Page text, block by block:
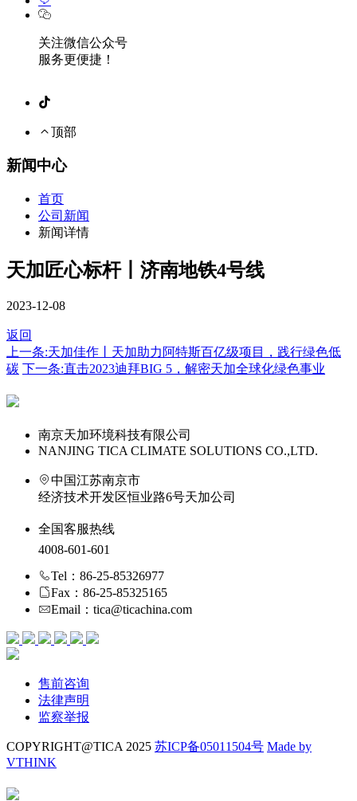
关注微信公众号
服务更便捷！
顶部
新闻中心
首页
公司新闻
新闻详情
天加匠心标杆丨济南地铁4号线
2023-12-08
返回
上一条:天加佳作丨天加助力阿特斯百亿级项目，践行绿色低
碳 下一条:直击2023迪拜BIG 5，解密天加全球化绿色事业
南京天加环境科技有限公司
NANJING TICA CLIMATE SOLUTIONS CO.,LTD.
中国江苏南京市
经济技术开发区恒业路6号天加公司
全国客服热线
4008-601-601
Tel：86-25-85326977
Fax：86-25-85325165
Email：tica@ticachina.com
售前咨询
法律声明
监察举报
COPYRIGHT@TICA 2025 苏ICP备05011504号 Made by
VTHINK